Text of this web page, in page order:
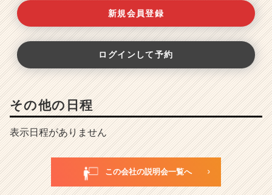
新規会員登録
ログインして予約
その他の日程
表示日程がありません
この会社の説明会一覧へ